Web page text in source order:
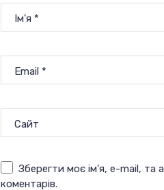
Ім'я *
Email *
Сайт
Зберегти моє ім'я, e-mail, та
коментарів.